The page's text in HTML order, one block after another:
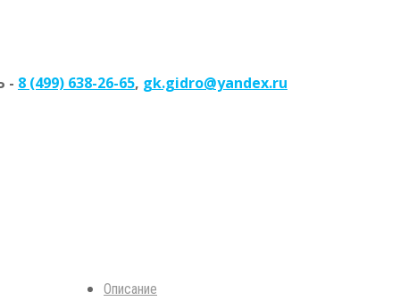
- 8 (499) 638-26-65, gk.gidro@yandex.ru
Описание